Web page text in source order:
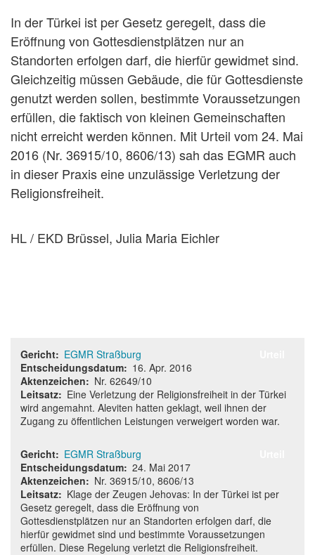
In der Türkei ist per Gesetz geregelt, dass die
Eröffnung von Gottesdienstplätzen nur an
Standorten erfolgen darf, die hierfür gewidmet sind.
Gleichzeitig müssen Gebäude, die für Gottesdienste
genutzt werden sollen, bestimmte Voraussetzungen
erfüllen, die faktisch von kleinen Gemeinschaften
nicht erreicht werden können. Mit Urteil vom 24. Mai
2016 (Nr. 36915/10, 8606/13) sah das EGMR auch
in dieser Praxis eine unzulässige Verletzung der
Religionsfreiheit.
HL / EKD Brüssel, Julia Maria Eichler
Gericht
EGMR Straßburg
Entscheidungsdatum
16. Apr. 2016
Aktenzeichen
Nr. 62649/10
Leitsatz
Eine Verletzung der Religionsfreiheit in der Türkei
wird angemahnt. Aleviten hatten geklagt, weil ihnen der
Zugang zu öffentlichen Leistungen verweigert worden war.
Gericht
EGMR Straßburg
Entscheidungsdatum 24. Mai 2017
Aktenzeichen
Nr. 36915/10, 8606/13
Leitsatz
Klage der Zeugen Jehovas: In der Türkei ist per
Gesetz geregelt, dass die Eröffnung von
Gottesdienstplätzen nur an Standorten erfolgen darf, die
hierfür gewidmet sind und bestimmte Voraussetzungen
erfüllen. Diese Regelung verletzt die Religionsfreiheit.